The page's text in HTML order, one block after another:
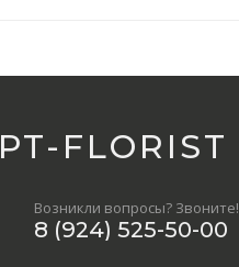
OPT-FLORIST
Возникли вопросы? Звоните!
8 (924) 525-50-00